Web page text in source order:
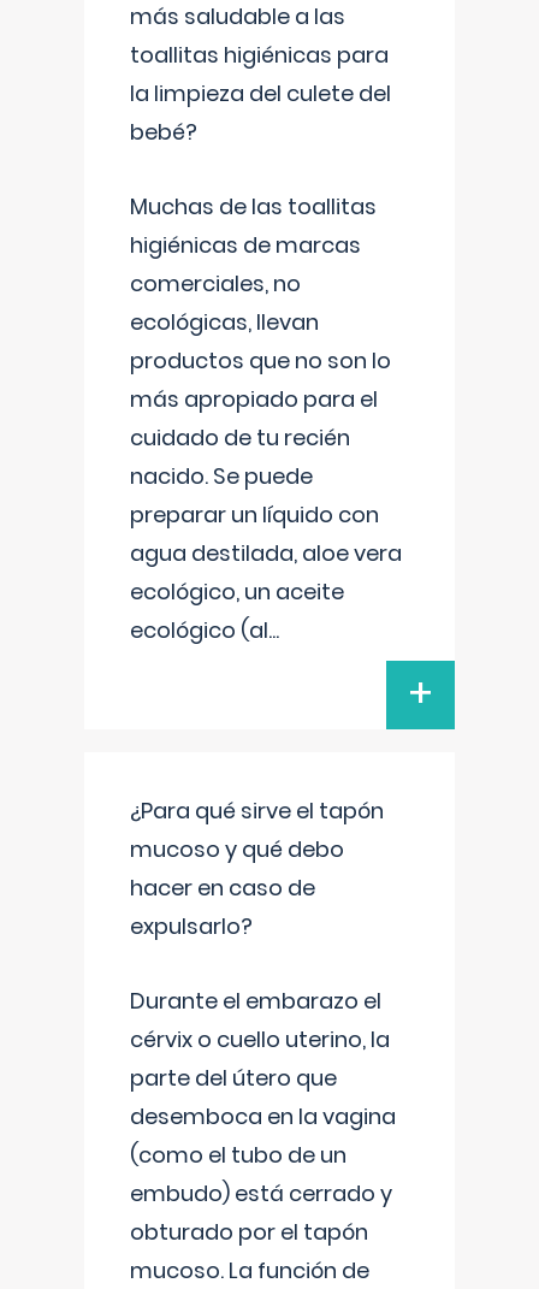
más saludable a las
toallitas higiénicas para
la limpieza del culete del
bebé?
Muchas de las toallitas
higiénicas de marcas
comerciales, no
ecológicas, llevan
productos que no son lo
más apropiado para el
cuidado de tu recién
nacido. Se puede
preparar un líquido con
agua destilada, aloe vera
ecológico, un aceite
ecológico (al...
+
¿Para qué sirve el tapón
mucoso y qué debo
hacer en caso de
expulsarlo?
Durante el embarazo el
cérvix o cuello uterino, la
parte del útero que
desemboca en la vagina
(como el tubo de un
embudo) está cerrado y
obturado por el tapón
mucoso. La función de